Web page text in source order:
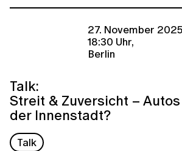
27. November
18:30 Uhr,
Berlin
Talk:
Streit & Zuversicht –
der Innenstadt?
Talk